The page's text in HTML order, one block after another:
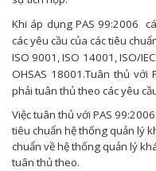
Khi áp dụng PAS 99:2006
các yêu cầu của các tiêu
ISO 9001, ISO 14001, ISO/
OHSAS 18001.Tuân thủ
phải tuân thủ theo các yêu
Việc tuân thủ với PAS
tiêu chuẩn hệ thống quản lý
chuẩn về hệ thống quản lý
tuân thủ theo.